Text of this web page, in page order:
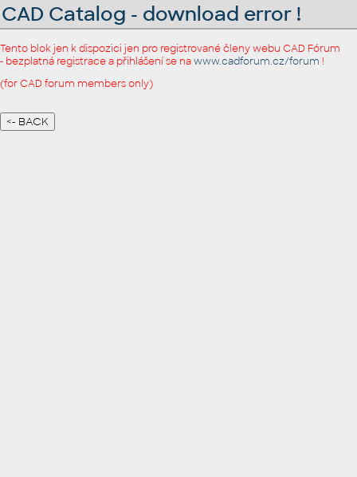
CAD Catalog - download error !
Tento blok jen k dispozici jen pro registrované členy webu CAD Fórum
- bezplatná registrace a přihlášení se nawww.cadforum.cz/forum !
(for CAD forum members only)